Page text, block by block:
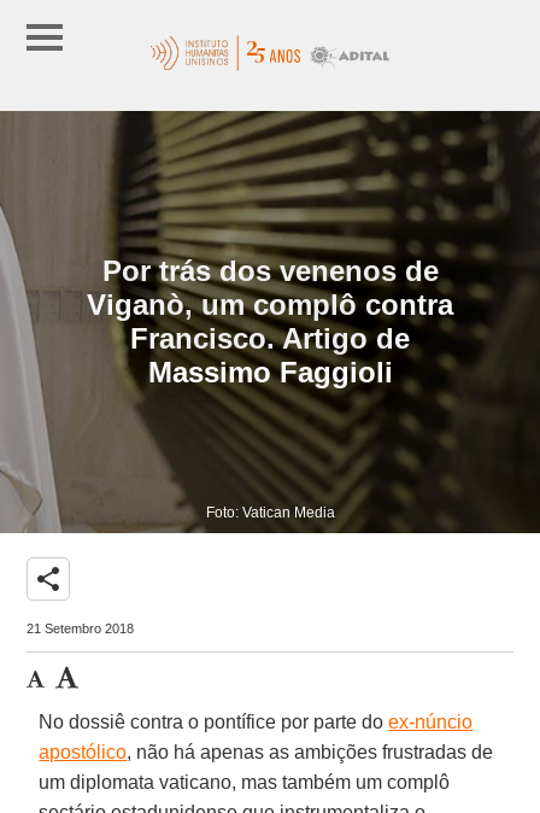
Por trás dos venenos de
Viganò, um complô contra
Francisco. Artigo de
Massimo Faggioli
Foto: Vatican Media
share
21 Setembro 2018
No dossiê contra o pontífice por parte doex-núncio
apostólico, não há apenas as ambições frustradas de
um diplomata vaticano, mas também um complô